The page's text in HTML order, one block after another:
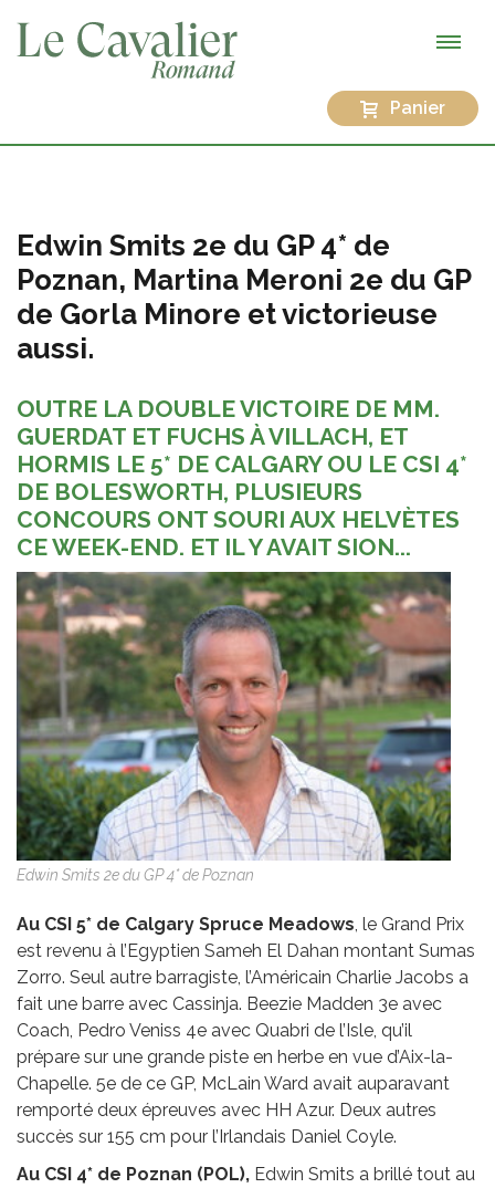
Panier
Edwin Smits 2e du GP 4* de
Poznan, Martina Meroni 2e du GP
de Gorla Minore et victorieuse
aussi.
OUTRE LA DOUBLE VICTOIRE DE MM.
GUERDAT ET FUCHS À VILLACH, ET
HORMIS LE 5* DE CALGARY OU LE CSI 4*
DE BOLESWORTH, PLUSIEURS
CONCOURS ONT SOURI AUX HELVÈTES
CE WEEK-END. ET IL Y AVAIT SION...
Edwin Smits 2e du GP 4* de Poznan
Au CSI 5* de Calgary Spruce Meadows, le Grand Prix
est revenu à l’Egyptien Sameh El Dahan montant Sumas
Zorro. Seul autre barragiste, l’Américain Charlie Jacobs a
fait une barre avec Cassinja. Beezie Madden 3e avec
Coach, Pedro Veniss 4e avec Quabri de l’Isle, qu’il
prépare sur une grande piste en herbe en vue d’Aix-la-
Chapelle. 5e de ce GP, McLain Ward avait auparavant
remporté deux épreuves avec HH Azur. Deux autres
succès sur 155 cm pour l’Irlandais Daniel Coyle.
Au CSI 4* de Poznan (POL), Edwin Smits a brillé tout au